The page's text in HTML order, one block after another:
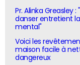
Pr. Alinka Greasley
danser entretient
mental"
Voici les
maison facile à
dangereux